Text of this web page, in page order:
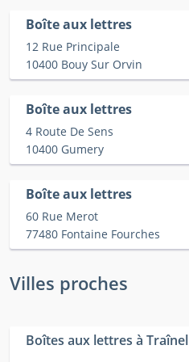
Boîte aux lettres
12 Rue Principale
10400 Bouy Sur Orvin
Boîte aux lettres
4 Route De Sens
10400 Gumery
Boîte aux lettres
60 Rue Merot
77480 Fontaine Fourches
Villes proches
Boîtes aux lettres à Traînel